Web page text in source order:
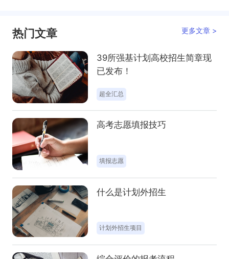
强基计划
热门文章 更多文章 >
39所强基计划高校招生简章现
已发布！
高考志愿填报技巧
什么是计划外招生